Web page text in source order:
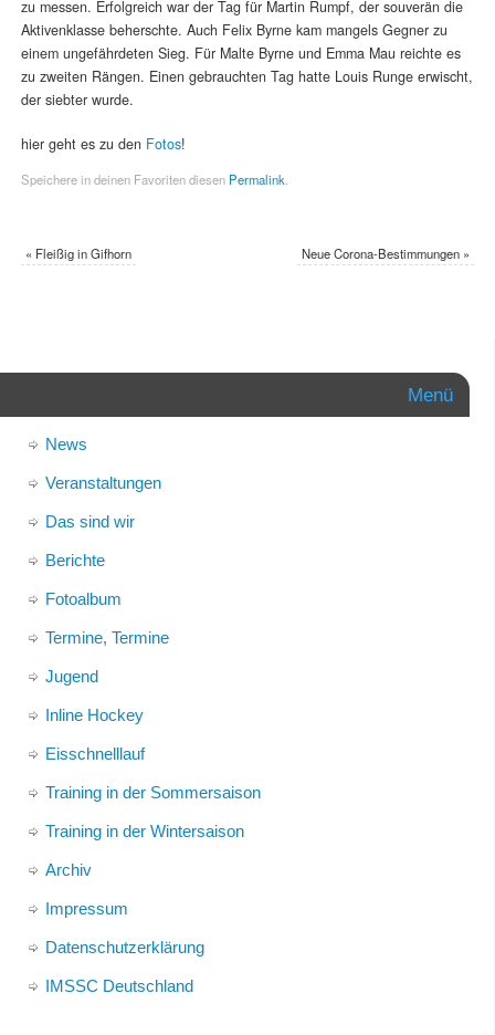
zu messen. Erfolgreich war der Tag für Martin Rumpf, der souverän die
Aktivenklasse beherschte. Auch Felix Byrne kam mangels Gegner zu
einem ungefährdeten Sieg. Für Malte Byrne und Emma Mau reichte es
zu zweiten Rängen. Einen gebrauchten Tag hatte Louis Runge erwischt,
der siebter wurde.
hier geht es zu den Fotos!
Speichere in deinen Favoriten diesen Permalink.
«Fleißig in Gifhorn Neue Corona-Bestimmungen »
Menü
News
Veranstaltungen
Das sind wir
Berichte
Fotoalbum
Termine, Termine
Jugend
Inline Hockey
Eisschnelllauf
Training in der Sommersaison
Training in der Wintersaison
Archiv
Impressum
Datenschutzerklärung
IMSSC Deutschland